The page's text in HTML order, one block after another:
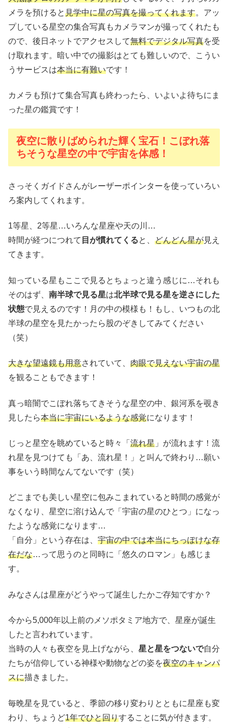
メラを預けると見学中に星の写真を撮ってくれます。アッ
プしている星空の集合写真もカメラマンが撮ってくれたも
ので、後日ネットでアクセスして無料でデジタル写真を受
け取れます。暗い中での撮影はとても難しいので、こうい
うサービスは本当に有難いです！
カメラも預けて集合写真も終わったら、いよいよ待ちにま
った星の鑑賞です！
夜空に散りばめられた輝く宝石！こぼれ落
ちそうな星空の中で宇宙を体感！
さっそくガイドさんがレーザーポインターを使っていろい
ろ案内してくれます。
1等星、2等星…いろんな星座や天の川…
時間が経つにつれて 目が慣れてくると、 どんどん星が見え
てきます。
知っている星もここで見るとちょっと違う感じに…それも
そのはず、 南半球で見る星は北半球で見る星を逆さにした
状態で見えるのです！月の中の模様も！もし、いつもの北
半球の星空を見たかったら股のぞきしてみてください
（笑）
大きな望遠鏡も用意されていて、 肉眼で見えない宇宙の星
を観ることもできます！
真っ暗闇でこぼれ落ちてきそうな星空の中、銀河系を覗き
見したら本当に宇宙にいるような感覚になります！
じっと星空を眺めていると時々「 流れ星 」が流れます！流
れ星を見つけても「あ、流れ星！」と叫んで終わり…願い
事をいう時間なんてないです（笑）
どこまでも美しい星空に包みこまれていると時間の感覚が
なくなり、星空に溶け込んで「宇宙の星のひとつ」になっ
たような感覚になります…
「自分」という存在は、 宇宙の中では本当にちっぽけな存
在だな…って思うのと同時に「悠久のロマン」も感じま
す。
みなさんは星座がどうやって誕生したかご存知ですか？
今から5,000年以上前のメソポタミア地方で、星座が誕生
したと言われています。
当時の人々も夜空を見上げながら、 星と星をつないで自分
たちが信仰している神様や動物などの姿を夜空のキャンパ
スに描きました。
毎晩星を見ていると、季節の移り変わりとともに星座も変
わり、ちょうど1年でひと回りすることに気が付きます。